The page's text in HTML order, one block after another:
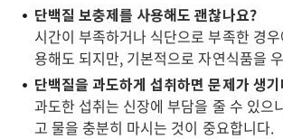
단백질 보충제를 사용해도 괜찮나요?
시간이 부족하거나 식단으로 부족한 경
용해도 되지만, 기본적으로 자연식품을
단백질을 과도하게 섭취하면 문제가 생
과도한 섭취는 신장에 부담을 줄 수 있으
고 물을 충분히 마시는 것이 중요합니다.